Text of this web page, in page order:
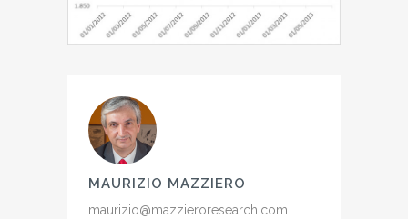
MAURIZIO MAZZIERO
maurizio@mazzieroresearch.com